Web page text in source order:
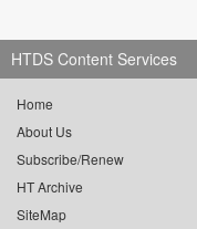
HTDS Content Services
Home
About Us
Subscribe/Renew
HT Archive
SiteMap